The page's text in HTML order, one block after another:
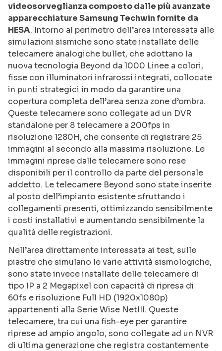
videosorveglianza composto dalle più avanzate
apparecchiature Samsung Techwin fornite da
HESA. Intorno al perimetro dell’area interessata alle
simulazioni sismiche sono state installate delle
telecamere analogiche bullet, che adottano la
nuova tecnologia Beyond da 1000 Linee a colori,
fisse con illuminatori infrarossi integrati, collocate
in punti strategici in modo da garantire una
copertura completa dell’area senza zone d’ombra.
Queste telecamere sono collegate ad un DVR
standalone per 8 telecamere a 200fps in
risoluzione 1280H, che consente di registrare 25
immagini al secondo alla massima risoluzione. Le
immagini riprese dalle telecamere sono rese
disponibili per il controllo da parte del personale
addetto. Le telecamere Beyond sono state inserite
al posto dell’impianto esistente sfruttando i
collegamenti presenti, ottimizzando sensibilmente
i costi installativi e aumentando sensibilmente la
qualità delle registrazioni.
Nell’area direttamente interessata ai test, sulle
piastre che simulano le varie attività sismologiche,
sono state invece installate delle telecamere di
tipo IP a 2 Megapixel con capacità di ripresa di
60fs e risoluzione Full HD (1920x1080p)
appartenenti alla Serie Wise NetIII. Queste
telecamere, tra cui una fish-eye per garantire
riprese ad ampio angolo, sono collegate ad un NVR
di ultima generazione che registra costantemente